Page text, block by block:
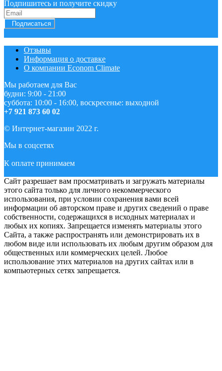
Подпишитесь и получите скидку
Подписаться
Отзывы
Информация о доставке
О компании Econom Climate
Мы работаем для Вас
будни: 9:00 - 21:00
суббота: 10:00 - 16:00, воскресенье: выходной
+7 921 873 60 02
© Интернет-магазин 2022 г.
Мы в соцсетях
К оплате принимаем
Сайт разрешает вам просматривать и загружать материалы
этого сайта только для личного некоммерческого
использования, при условии сохранения вами всей
информации об авторском праве и других сведений о праве
собственности, содержащихся в исходных материалах и
любых их копиях. Запрещается изменять материалы этого
Сайта, а также распространять или демонстрировать их в
любом виде или использовать их любым другим образом для
общественных или коммерческих целей. Любое
использование этих материалов на других сайтах или в
компьютерных сетях запрещается.